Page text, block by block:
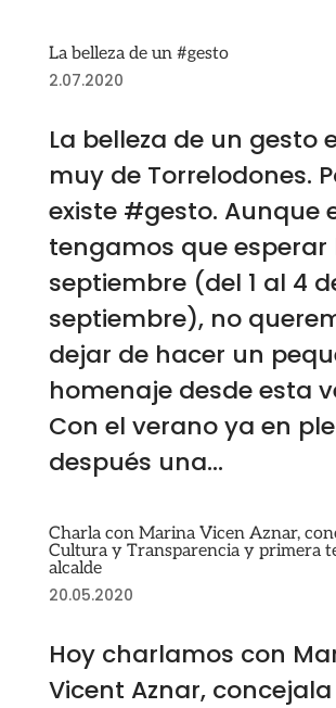
La belleza de un #gesto
2.07.2020
La belleza de un gesto
muy de Torrelodones.
existe #gesto. Aunque
tengamos que esperar
septiembre (del 1 al 4
septiembre), no
dejar de hacer un
homenaje desde esta
Con el verano ya en
después una...
Charla con Marina Vicen Aznar,
Cultura y Transparencia y primera
alcalde
20.05.2020
Hoy charlamos con
Vicent Aznar,